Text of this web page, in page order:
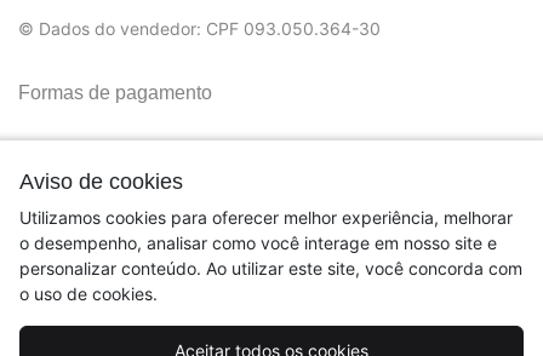
Aviso de cookies
Utilizamos cookies para oferecer melhor experiência, melhorar
o desempenho, analisar como você interage em nosso site e
personalizar conteúdo. Ao utilizar este site, você concorda com
o uso de cookies.
Aceitar todos os cookies
© Dados do vendedor: CPF 093.050.364-30
Formas de pagamento